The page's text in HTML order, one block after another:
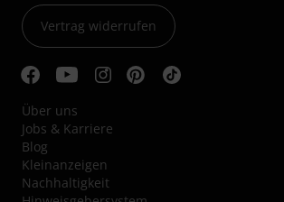
Vertrag widerrufen
Über uns
Jobs & Karriere
Blog
Kleinanzeigen
Nachhaltigkeit